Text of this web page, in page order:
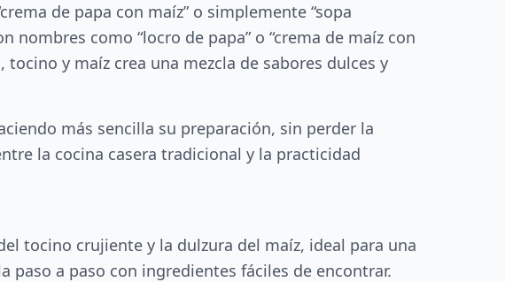
de papa con maíz” o simplemente “sopa
como “locro de papa” o “crema de maíz con
y maíz crea una mezcla de sabores dulces y
más sencilla su preparación, sin perder la
la cocina casera tradicional y la practicidad
tocino crujiente y la dulzura del maíz, ideal para una
a paso con ingredientes fáciles de encontrar.